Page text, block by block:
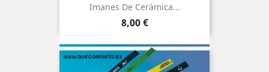
Imanes De Cerámica...
Precio
8,00 €